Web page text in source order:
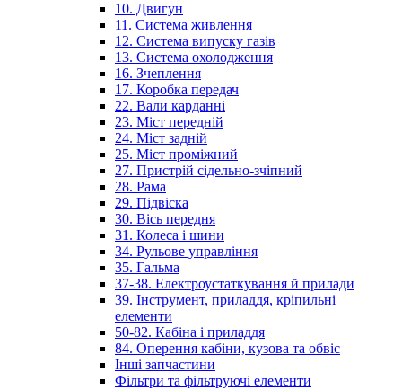
10. Двигун
11. Система живлення
12. Система випуску газів
13. Система охолодження
16. Зчеплення
17. Коробка передач
22. Вали карданні
23. Міст передній
24. Міст задній
25. Міст проміжний
27. Пристрій сідельно-зчіпний
28. Рама
29. Підвіска
30. Вісь передня
31. Колеса і шини
34. Рульове управління
35. Гальма
37-38. Електроустаткування й прилади
39. Інструмент, приладдя, кріпильні
елементи
50-82. Кабіна і приладдя
84. Оперення кабіни, кузова та обвіс
Інші запчастини
Фільтри та фільтруючі елементи